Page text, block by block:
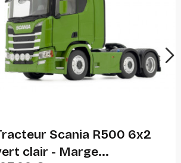
Scania R500 6x2
clair - Marge...